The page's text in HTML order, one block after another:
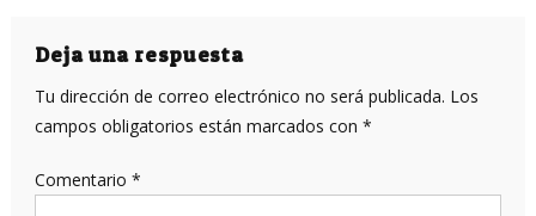
entradas
Deja una respuesta
Tu dirección de correo electrónico no será publicada. Los
campos obligatorios están marcados con *
Comentario *